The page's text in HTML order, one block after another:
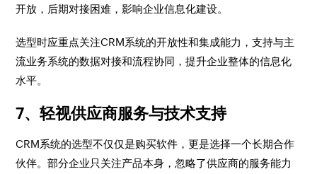
开放，后期对接困难，影响企业信息化建设。
选型时应重点关注CRM系统的开放性和集成能力，支持与主
流业务系统的数据对接和流程协同，提升企业整体的信息化
水平。
7、轻视供应商服务与技术支持
CRM系统的选型不仅仅是购买软件，更是选择一个长期合作
伙伴。部分企业只关注产品本身，忽略了供应商的服务能力